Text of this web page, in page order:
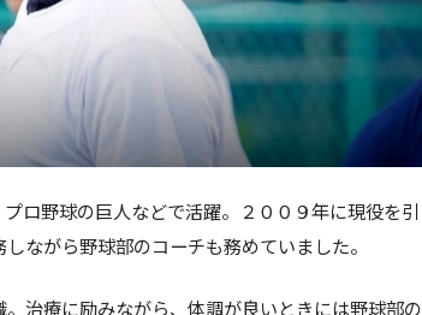
ロ野球の巨人などで活躍。２００９年に現役を引
ながら野球部のコーチも務めていました。
治療に励みながら、体調が良いときには野球部の